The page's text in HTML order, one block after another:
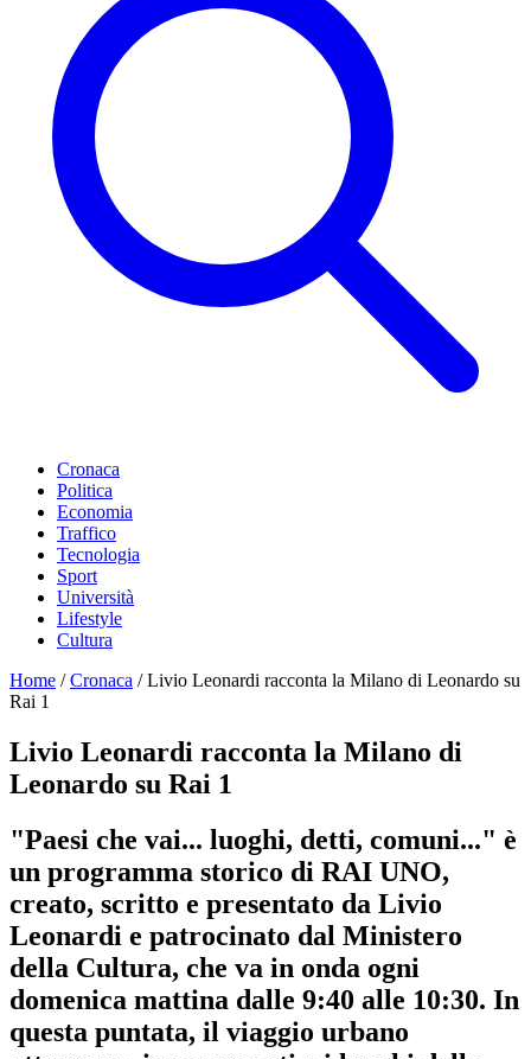
Cronaca
Politica
Economia
Traffico
Tecnologia
Sport
Università
Lifestyle
Cultura
Home / Cronaca / Livio Leonardi racconta la Milano di Leonardo su
Rai 1
Livio Leonardi racconta la Milano di
Leonardo su Rai 1
"Paesi che vai... luoghi, detti, comuni..." è
un programma storico di RAI UNO,
creato, scritto e presentato da Livio
Leonardi e patrocinato dal Ministero
della Cultura, che va in onda ogni
domenica mattina dalle 9:40 alle 10:30. In
questa puntata, il viaggio urbano